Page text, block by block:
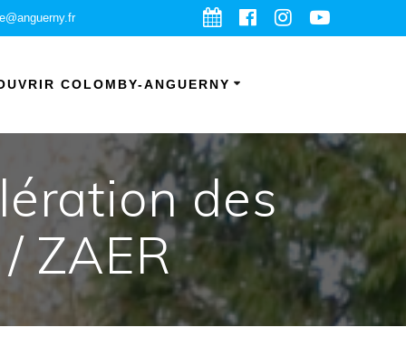
COLOMBY-ANGUERNY
des
ZAER